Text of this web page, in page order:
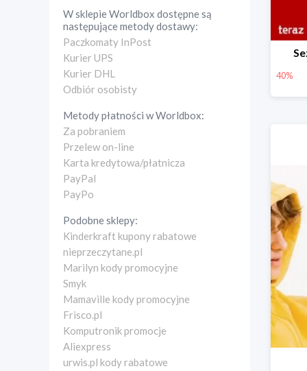
W sklepieWorldbox dostępne są
następujące metody dostawy:
Paczkomaty InPost
Kurier UPS
Kurier DHL
Odbiór osobisty
Metody płatności wWorldbox:
Za pobraniem
Przelew on-line
Karta kredytowa/płatnicza
PayPal
PayPo
Podobne sklepy:
Kinderkraft kupony rabatowe
nieprzeczytane.pl
Marilyn kody promocyjne
Smyk
Mamaville kody promocyjne
Frisco.pl
Komputronik promocje
Aliexpress
urwis.pl kody rabatowe
40%